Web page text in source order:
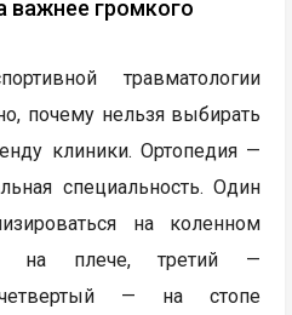
важнее громкого
травматологии
почему нельзя выбирать
клиники. Ортопедия —
специальность. Один
на коленном
на плече, третий —
— на стопе